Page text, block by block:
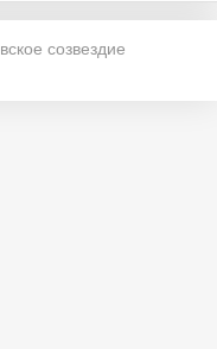
созвездие